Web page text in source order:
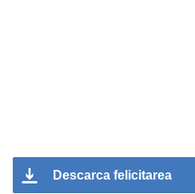
Descarca felicitarea